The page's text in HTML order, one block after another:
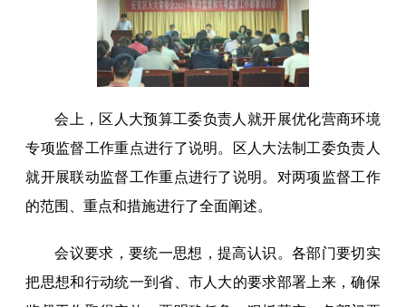
会上，区人大预算工委负责人就开展优化营商环境
专项监督工作重点进行了说明。区人大法制工委负责人
就开展联动监督工作重点进行了说明。对两项监督工作
的范围、重点和措施进行了全面阐述。
会议要求，要统一思想，提高认识。各部门要切实
把思想和行动统一到省、市人大的要求部署上来，确保